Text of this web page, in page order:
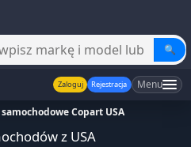
🔍
Zaloguj Rejestracja Menu
Copart USA
z USA